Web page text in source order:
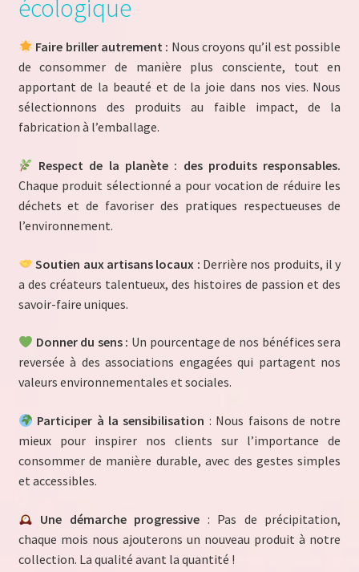
Store Manager
Validation de la commande
Notre engagement écologique – Découvrez La Planète à
écologique
Faire briller autrement : Nous croyons qu’il est possible
de consommer de manière plus consciente, tout en
apportant de la beauté et de la joie dans nos vies. Nous
sélectionnons des produits au faible impact, de la
fabrication à l’emballage.
Respect de la planète : des produits responsables.
Chaque produit sélectionné a pour vocation de réduire les
déchets et de favoriser des pratiques respectueuses de
l’environnement.
Soutien aux artisans locaux : Derrière nos produits, il y
a des créateurs talentueux, des histoires de passion et des
savoir-faire uniques.
Donner du sens : Un pourcentage de nos bénéfices sera
reversée à des associations engagées qui partagent nos
valeurs environnementales et sociales.
Participer à la sensibilisation : Nous faisons de notre
mieux pour inspirer nos clients sur l’importance de
consommer de manière durable, avec des gestes simples
et accessibles.
Une démarche progressive : Pas de précipitation,
chaque mois nous ajouterons un nouveau produit à notre
collection. La qualité avant la quantité !